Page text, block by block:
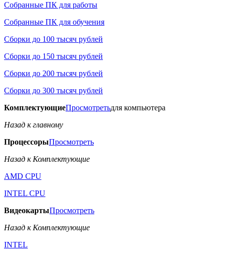
Собранные ПК для работы
Собранные ПК для обучения
Сборки до 100 тысяч рублей
Сборки до 150 тысяч рублей
Сборки до 200 тысяч рублей
Сборки до 300 тысяч рублей
КомплектующиеПросмотретьдля компьютера
Назад к главному
ПроцессорыПросмотреть
Назад к Комплектующие
AMD CPU
INTEL CPU
ВидеокартыПросмотреть
Назад к Комплектующие
INTEL